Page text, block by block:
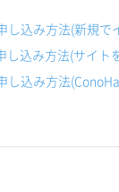
込み方法(新規で
込み方法(サイト
し込み方法